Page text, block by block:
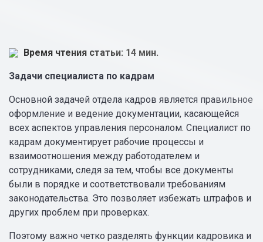
Время чтения статьи: 14 мин.
Задачи специалиста по кадрам
Основной задачей отдела кадров является правильное
оформление и ведение документации, касающейся
всех аспектов управления персоналом. Специалист по
кадрам документирует рабочие процессы и
взаимоотношения между работодателем и
сотрудниками, следя за тем, чтобы все документы
были в порядке и соответствовали требованиям
законодательства. Это позволяет избежать штрафов и
других проблем при проверках.
Поэтому важно четко разделять функции кадровика и